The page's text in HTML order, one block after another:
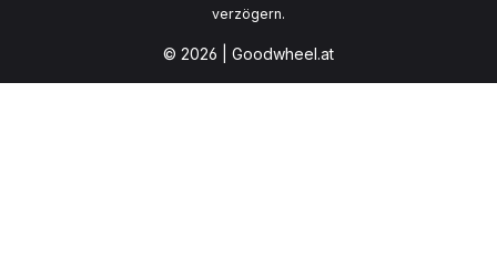
verzögern.
© 2026 | Goodwheel.at